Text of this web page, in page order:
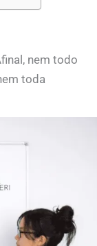
nem todo
toda